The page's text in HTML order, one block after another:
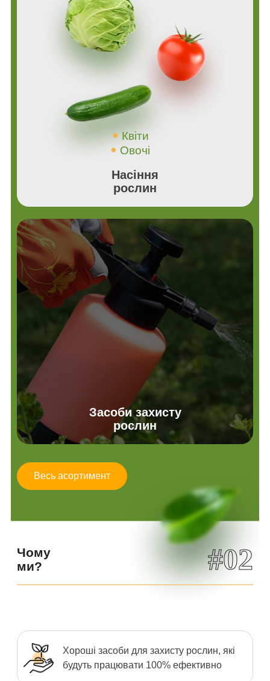
Квіти
Овочі
Насіння
рослин
Засоби захисту
рослин
Весь асортимент
Чому
ми?
#02
Хороші засоби для захисту рослин, які
будуть працювати 100% ефективно